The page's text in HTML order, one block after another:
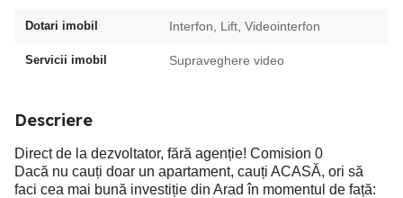
Dotari imobil Interfon, Lift, Videointerfon
Servicii imobil Supraveghere video
Descriere
Direct de la dezvoltator, fără agenție! Comision 0
Dacă nu cauți doar un apartament, cauți ACASĂ, ori să
faci cea mai bună investiție din Arad în momentul de față: